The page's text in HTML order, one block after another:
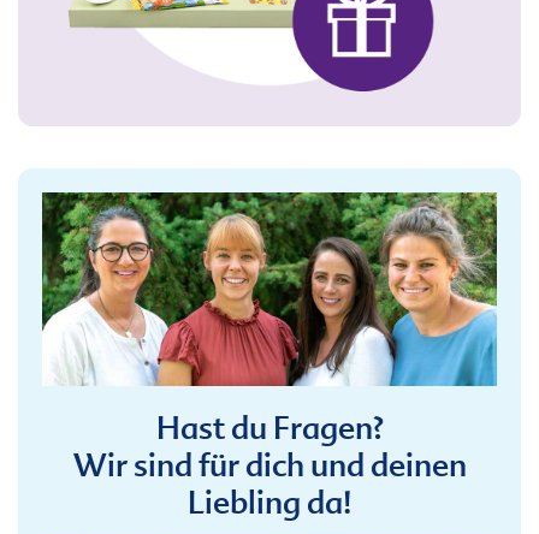
Hast du Fragen?
Wir sind für dich und deinen
Liebling da!